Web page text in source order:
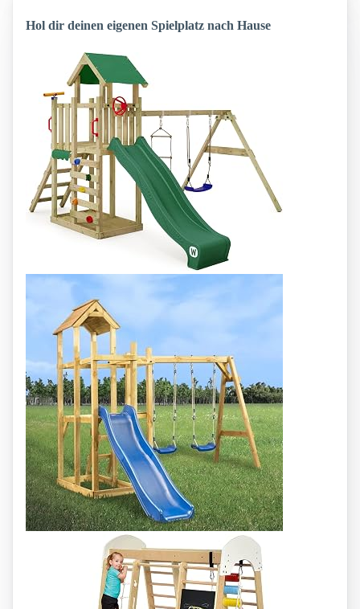
Hol dir deinen eigenen Spielplatz nach Hause